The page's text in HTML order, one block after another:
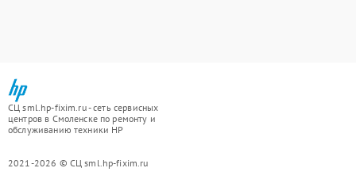
СЦ sml.hp-fixim.ru - сеть сервисных
центров в Смоленске по ремонту и
обслуживанию техники HP
2021-2026 © СЦ sml.hp-fixim.ru